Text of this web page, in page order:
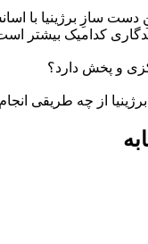
دست سازِ برژینیا با
کدامیک بیشتر